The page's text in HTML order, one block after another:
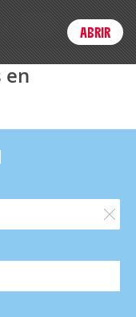
Precios enPeso
ARSCambiar moneda
Login
en
ABRIR